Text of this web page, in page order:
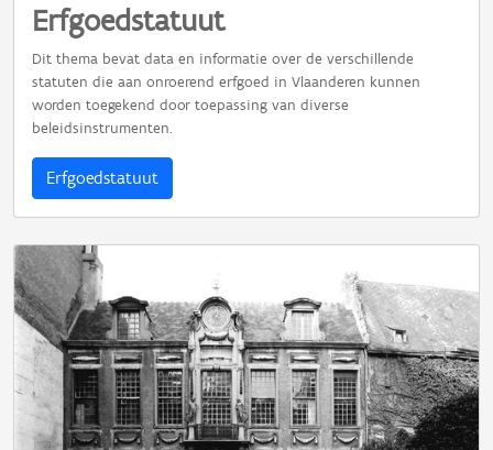
Erfgoedstatuut
Dit thema bevat data en informatie over de verschillende
statuten die aan onroerend erfgoed in Vlaanderen kunnen
worden toegekend door toepassing van diverse
beleidsinstrumenten.
Erfgoedstatuut